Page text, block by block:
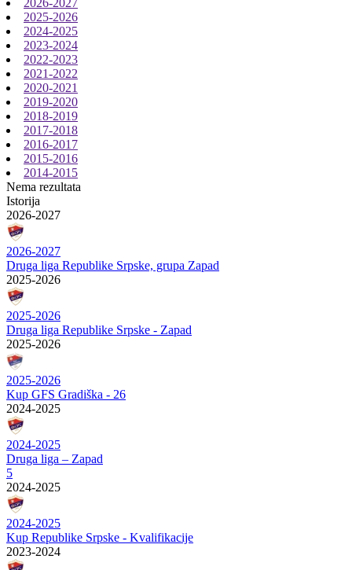
2025-2026
2024-2025
2023-2024
2022-2023
2021-2022
2020-2021
2019-2020
2018-2019
2017-2018
2016-2017
2015-2016
2014-2015
Nema rezultata
Istorija
2026-2027
2026-2027
Druga liga Republike Srpske, grupa Zapad
2025-2026
2025-2026
Druga liga Republike Srpske - Zapad
2025-2026
2025-2026
Kup GFS Gradiška - 26
2024-2025
2024-2025
Druga liga – Zapad
5
2024-2025
2024-2025
Kup Republike Srpske - Kvalifikacije
2023-2024